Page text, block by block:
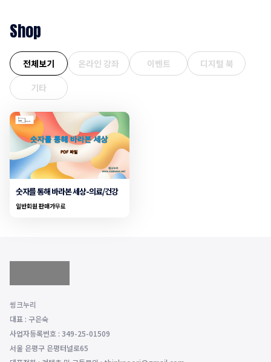
Shop
전체보기 온라인 강좌 이벤트
디지털 북
기타
숫자를 통해 바라본 세상-의료/건강
일반회원 판매가무료
씽크누리
대표 : 구은숙
사업자등록번호 : 349-25-01509
서울 은평구 은평터널로65